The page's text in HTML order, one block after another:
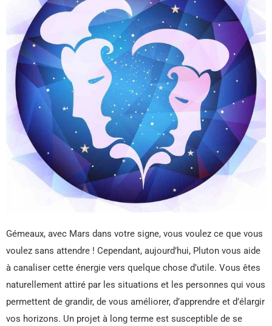
Gémeaux, avec Mars dans votre signe, vous voulez ce que vous
voulez sans attendre ! Cependant, aujourd’hui, Pluton vous aide
à canaliser cette énergie vers quelque chose d’utile. Vous êtes
naturellement attiré par les situations et les personnes qui vous
permettent de grandir, de vous améliorer, d’apprendre et d’élargir
vos horizons. Un projet à long terme est susceptible de se